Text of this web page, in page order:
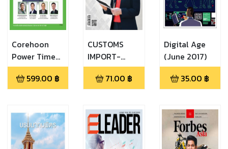
Corehoon
Power Time
(Investor
Guide Issue
193)
599.00 ฿
CUSTOMS
IMPORT-
EXPORT
(ISSUE 173)
71.00 ฿
Digital Age
(June 2017)
35.00 ฿